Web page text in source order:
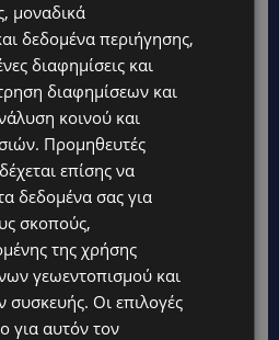
ξανά και ξανά το θαύμα
απόλυτης και
Συναισθήματα
Για κάθε μάνα η στιγμή
το μωράκι της είναι
Χρόνια σου πολλά,
σε λατρεύουμε !! Ως τον
ως τα αστέρια…..!!!».
μοναδικά
δεδομένα περιήγησης,
διαφημίσεις και
διαφημίσεων και
κοινού και
Προμηθευτές
επίσης να
δεδομένα σας για
σκοπούς,
της χρήσης
γεωεντοπισμού και
συσκευής. Οι επιλογές
για αυτόν τον